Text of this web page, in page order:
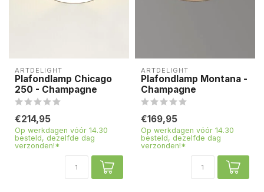
ARTDELIGHT
Plafondlamp Chicago
250 - Champagne
€214,95
Op werkdagen vóór 14.30
besteld, dezelfde dag
verzonden!*
ARTDELIGHT
Plafondlamp Montana -
Champagne
€169,95
Op werkdagen vóór 14.30
besteld, dezelfde dag
verzonden!*